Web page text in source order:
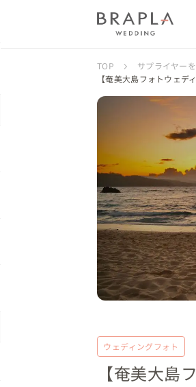
TOP サプライヤー
【奄美大島フォトウェ
ウェディングフォト
【奄美大島